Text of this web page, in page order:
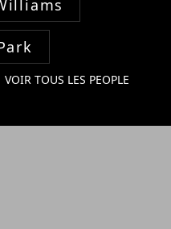
VOIR TOUS LES PEOPLE